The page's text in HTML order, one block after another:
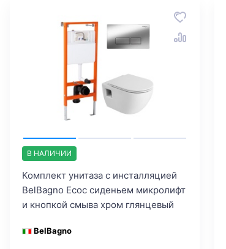
В НАЛИЧИИ
Комплект унитаза с инсталляцией
BelBagno Ecoс сиденьем микролифт
и кнопкой смыва хром глянцевый
BelBagno